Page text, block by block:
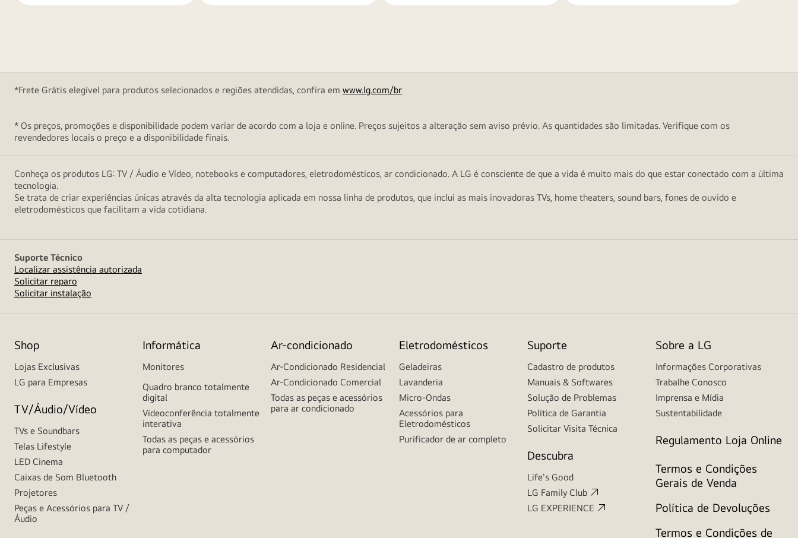
*Frete Grátis elegível para produtos selecionados e regiões atendidas, confira em www.lg.com/br
* Os preços, promoções e disponibilidade podem variar de acordo com a loja e online. Preços sujeitos a alteração sem aviso prévio. As quantidades são limitadas. Verifique com os
revendedores locais o preço e a disponibilidade finais.
Conheça os produtos LG: TV / Áudio e Vídeo, notebooks e computadores, eletrodomésticos, ar condicionado. A LG é consciente de que a vida é muito mais do que estar conectado com a última
tecnologia.
Se trata de criar experiências únicas através da alta tecnologia aplicada em nossa linha de produtos, que inclui as mais inovadoras TVs, home theaters, sound bars, fones de ouvido e
eletrodomésticos que facilitam a vida cotidiana.
Suporte Técnico
Localizar assistência autorizada
Solicitar reparo
Solicitar instalação
Shop
Lojas Exclusivas
LG para Empresas
TV/Áudio/Vídeo
TVs e Soundbars
Telas Lifestyle
LED Cinema
Caixas de Som Bluetooth
Projetores
Peças e Acessórios para TV /
Áudio
Informática
Monitores
Quadro branco totalmente
digital
Videoconferência totalmente
interativa
Todas as peças e acessórios
para computador
Ar-condicionado
Ar-Condicionado Residencial
Ar-Condicionado Comercial
Todas as peças e acessórios
para ar condicionado
Eletrodomésticos
Geladeiras
Lavanderia
Micro-Ondas
Acessórios para
Eletrodomésticos
Purificador de ar completo
Suporte
Cadastro de produtos
Manuais & Softwares
Solução de Problemas
Política de Garantia
Solicitar Visita Técnica
Descubra
Life's Good
LG Family Club
LG EXPERIENCE
Sobre a LG
Informações Corporativas
Trabalhe Conosco
Imprensa e Mídia
Sustentabilidade
Regulamento Loja Online
Termos e Condições
Gerais de Venda
Política de Devoluções
Termos e Condições de